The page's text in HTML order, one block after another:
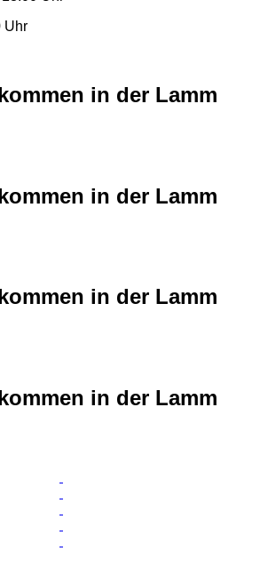
Uhr
in der Lamm
in der Lamm
in der Lamm
in der Lamm